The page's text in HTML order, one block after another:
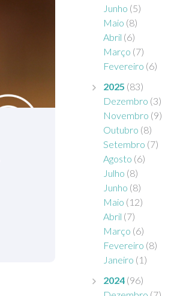
Junho (5)
Maio (8)
Abril (6)
Março (7)
Fevereiro (6)
2025 (83)
Dezembro (3)
Novembro (9)
Outubro (8)
Setembro (7)
Agosto (6)
Julho (8)
Junho (8)
Maio (12)
Abril (7)
Março (6)
Fevereiro (8)
Janeiro (1)
2024 (96)